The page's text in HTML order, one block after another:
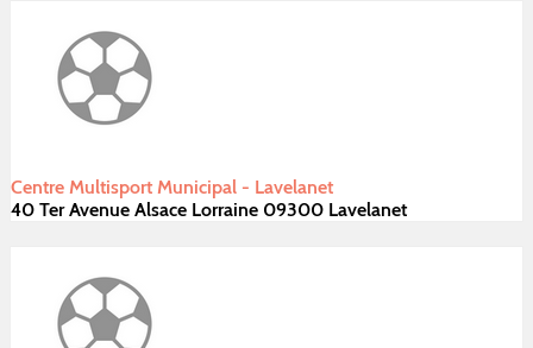
Centre Multisport Municipal - Lavelanet
40 Ter Avenue Alsace Lorraine 09300 Lavelanet